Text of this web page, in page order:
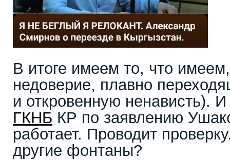
В итоге имеем то, что
недоверие, плавно
и откровенную ненависть).
ГКНБ КР по заявлению
работает. Проводит
другие фонтаны?